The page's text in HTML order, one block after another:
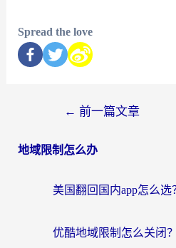
Spread the love
← 前一篇文章
地域限制怎么办